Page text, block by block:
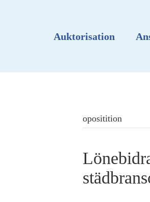
Auktorisation
opositition